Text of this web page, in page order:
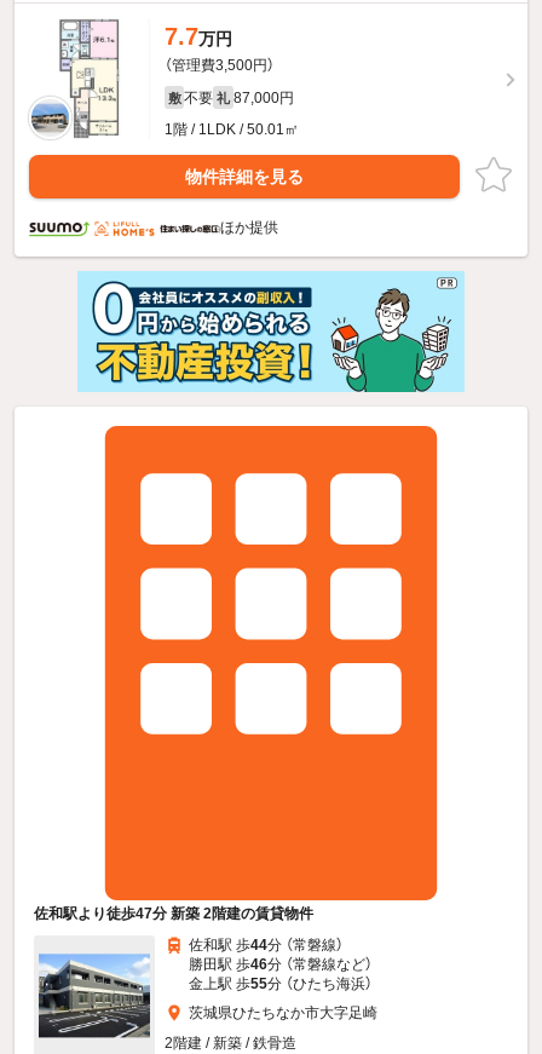
7.7万円
（管理費3,500円）
敷 不要 礼 87,000円
1階 / 1LDK / 50.01㎡
物件詳細を見る
ほか提供
佐和駅より徒歩47分 新築 2階建の賃貸物件
佐和駅 歩44分 （常磐線）
勝田駅 歩46分 （常磐線など）
金上駅 歩55分 （ひたち海浜）
茨城県ひたちなか市大字足崎
2階建 / 新築 / 鉄骨造